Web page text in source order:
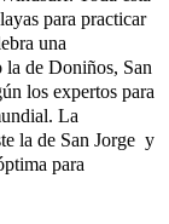
para practicar
una
de Doniños, San
los expertos para
La
la de San Jorge y
para